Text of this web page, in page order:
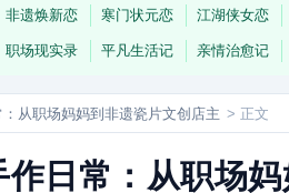
非遗焕新恋 寒门状元恋 江湖侠女恋
职场现实录 平凡生活记 亲情治愈记
从职场妈妈到非遗瓷片文创店主 > 正文
作日常：从职场